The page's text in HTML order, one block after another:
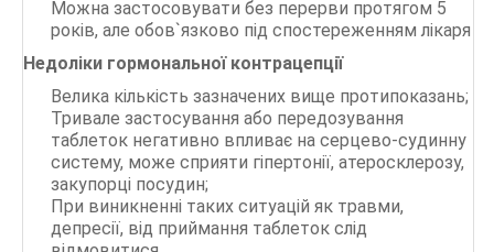
Можна застосовувати без перерви протягом 5
років, але обов`язково під спостереженням лікаря
Недоліки гормональної контрацепції
Велика кількість зазначених вище протипоказань;
Тривале застосування або передозування
таблеток негативно впливає на серцево-судинну
систему, може сприяти гіпертонії, атеросклерозу,
закупорці посудин;
При виникненні таких ситуацій як травми,
депресії, від приймання таблеток слід